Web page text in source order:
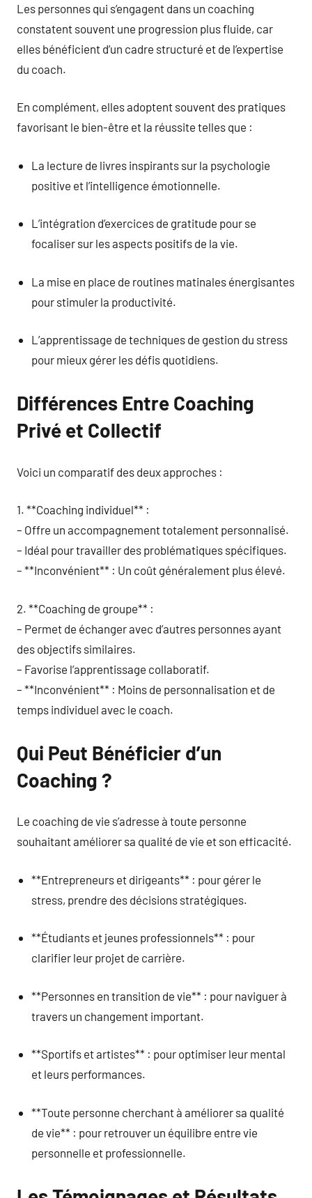
Les personnes qui s’engagent dans un coaching
constatent souvent une progression plus fluide, car
elles bénéficient d’un cadre structuré et de l’expertise
du coach.
En complément, elles adoptent souvent des pratiques
favorisant le bien-être et la réussite telles que :
La lecture de livres inspirants sur la psychologie
positive et l’intelligence émotionnelle.
L’intégration d’exercices de gratitude pour se
focaliser sur les aspects positifs de la vie.
La mise en place de routines matinales énergisantes
pour stimuler la productivité.
L’apprentissage de techniques de gestion du stress
pour mieux gérer les défis quotidiens.
Différences Entre Coaching
Privé et Collectif
Voici un comparatif des deux approches :
1. **Coaching individuel** :
– Offre un accompagnement totalement personnalisé.
– Idéal pour travailler des problématiques spécifiques.
– **Inconvénient** : Un coût généralement plus élevé.
2. **Coaching de groupe** :
– Permet de échanger avec d’autres personnes ayant
des objectifs similaires.
– Favorise l’apprentissage collaboratif.
– **Inconvénient** : Moins de personnalisation et de
temps individuel avec le coach.
Qui Peut Bénéficier d’un
Coaching ?
Le coaching de vie s’adresse à toute personne
souhaitant améliorer sa qualité de vie et son efficacité.
**Entrepreneurs et dirigeants** : pour gérer le
stress, prendre des décisions stratégiques.
**Étudiants et jeunes professionnels** : pour
clarifier leur projet de carrière.
**Personnes en transition de vie** : pour naviguer à
travers un changement important.
**Sportifs et artistes** : pour optimiser leur mental
et leurs performances.
**Toute personne cherchant à améliorer sa qualité
de vie** : pour retrouver un équilibre entre vie
personnelle et professionnelle.